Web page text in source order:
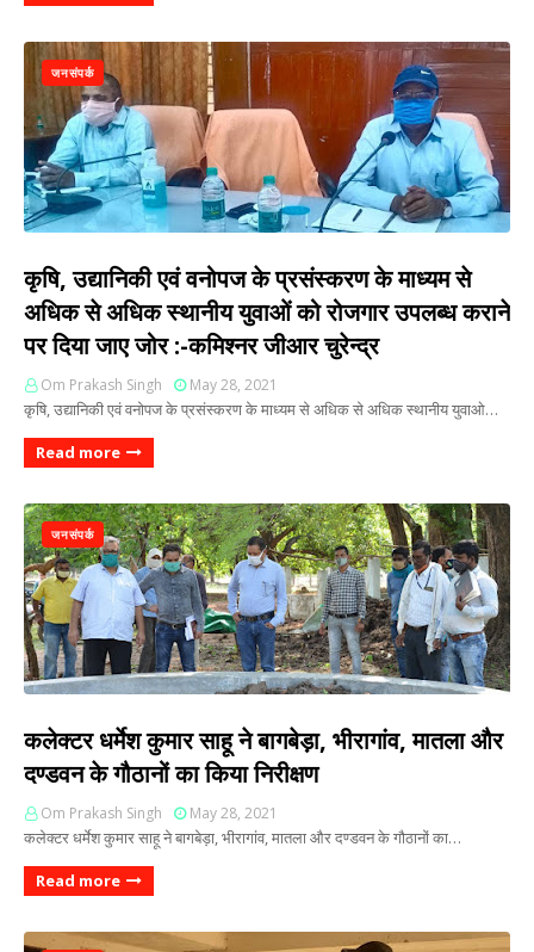
जनसंपर्क
कृषि, उद्यानिकी एवं वनोपज के प्रसंस्करण के माध्यम से
अधिक से अधिक स्थानीय युवाओं को रोजगार उपलब्ध कराने
पर दिया जाए जोर :-कमिश्नर जीआर चुरेन्द्र
Om Prakash Singh May 28, 2021
कृषि, उद्यानिकी एवं वनोपज के प्रसंस्करण के माध्यम से अधिक से अधिक स्थानीय युवाओ…
Read more
जनसंपर्क
कलेक्टर धर्मेश कुमार साहू ने बागबेड़ा, भीरागांव, मातला और
दण्डवन के गौठानों का किया निरीक्षण
Om Prakash Singh May 28, 2021
कलेक्टर धर्मेश कुमार साहू ने बागबेड़ा, भीरागांव, मातला और दण्डवन के गौठानों का…
Read more